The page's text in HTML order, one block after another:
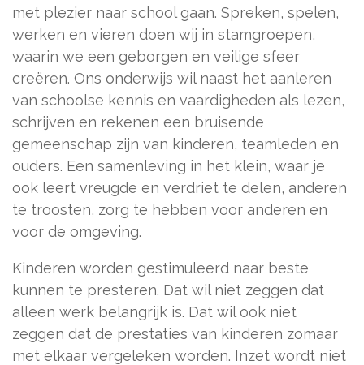
met plezier naar school gaan. Spreken, spelen,
werken en vieren doen wij in stamgroepen,
waarin we een geborgen en veilige sfeer
creëren. Ons onderwijs wil naast het aanleren
van schoolse kennis en vaardigheden als lezen,
schrijven en rekenen een bruisende
gemeenschap zijn van kinderen, teamleden en
ouders. Een samenleving in het klein, waar je
ook leert vreugde en verdriet te delen, anderen
te troosten, zorg te hebben voor anderen en
voor de omgeving.
Kinderen worden gestimuleerd naar beste
kunnen te presteren. Dat wil niet zeggen dat
alleen werk belangrijk is. Dat wil ook niet
zeggen dat de prestaties van kinderen zomaar
met elkaar vergeleken worden. Inzet wordt niet